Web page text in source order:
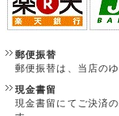
郵便振替
郵便振替は、当店の
現金書留
現金書留にてご決済